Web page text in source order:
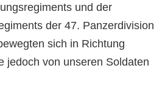
und der
der 47. Panzerdivision
sich in Richtung
jedoch von unseren Soldaten